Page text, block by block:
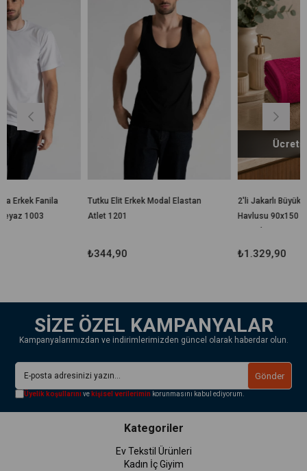
Tutku Elit Erkek Modal Elastan
Atlet 1201
2'li Jakarlı Büyük Boy Banyo
Havlusu 90x150 Cm %100
Ücretsiz Kargo
SİZE ÖZEL KAMPANYALAR
Kampanyalarımızdan ve indirimlerimizden güncel olarak haberdar olun.
Gönder
Üyelik koşullarını ve kişisel verilerimin korunmasını kabul ediyorum.
Kategoriler
Ev Tekstil Ürünleri
Kadın İç Giyim